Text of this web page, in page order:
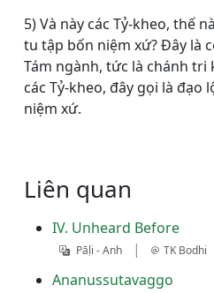
5) Và này các Tỷ-kheo, thế
tu tập bốn niệm xứ? Ðây là
Tám ngành, tức là chánh tri
các Tỷ-kheo, đây gọi là đạo
niệm xứ.
Liên quan
IV. Unheard Before
Pāḷi - Anh | TK Bodhi
Ananussutavaggo